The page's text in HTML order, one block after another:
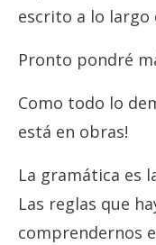
escrito a lo largo
Pronto pondré
Como todo lo
está en obras!
La gramática es
Las reglas que
comprendernos